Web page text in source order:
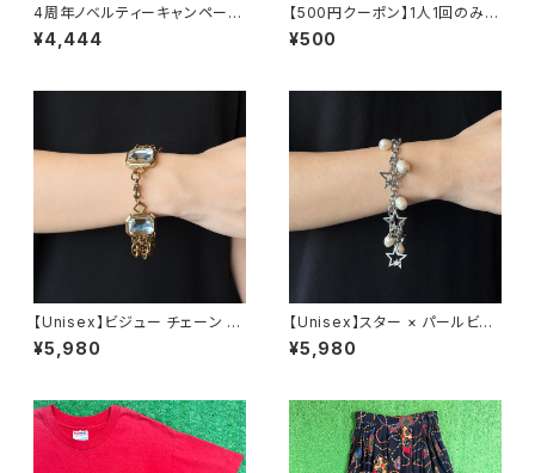
4周年ノベルティーキャンペーン
開催中！
¥4,444
【500円クーポン】1人1回のみご
利用可能！
¥500
【Unisex】ビジュー チェーン ブ
レスレット / 古着 アクセサリー
N0737
¥5,980
【Unisex】スター × パールビー
ズ チャーム チェーン ブレスレッ
ト / 古着 アクセサリー N1109
¥5,980